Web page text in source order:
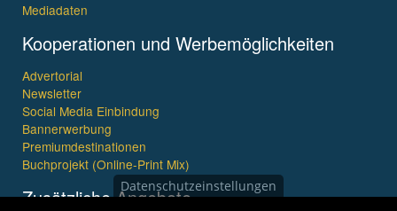
Mediadaten
Kooperationen und Werbemöglichkeiten
Advertorial
Newsletter
Social Media Einbindung
Bannerwerbung
Premiumdestinationen
Buchprojekt (Online-Print Mix)
Zusätzliche AngeboteDatenschutzeinstellungen